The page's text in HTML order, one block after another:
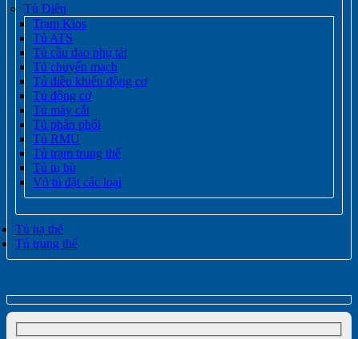
Tủ Điện
Trạm Kios
Tủ ATS
Tủ cầu dao phụ tải
Tủ chuyển mạch
Tủ điều khiển động cơ
Tủ động cơ
Tủ máy cắt
Tủ phân phối
Tủ RMU
Tủ trạm trung thế
Tủ tụ bù
Vỏ tủ đặt các loại
Tủ hạ thế
Tủ trung thế